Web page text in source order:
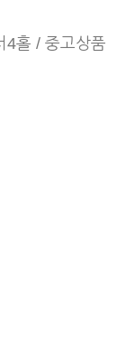
4홀 / 중고상품